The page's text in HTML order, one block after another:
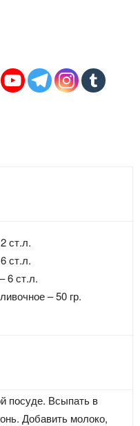
ст.л.
ст.л.
6 ст.л.
– 50 гр.
посуде. Всыпать в
Добавить молоко,